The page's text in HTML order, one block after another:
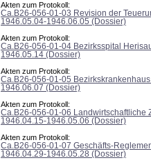
Akten zum Protokoll:
Ca.B26-056-01-03 Revision der
1946.05.04-1946.06.05 (Dossier)
Akten zum Protokoll:
Ca.B26-056-01-04 Bezirksspital
1946.05.14 (Dossier)
Akten zum Protokoll:
Ca.B26-056-01-05
1946.06.07 (Dossier)
Akten zum Protokoll:
Ca.B26-056-01-06 Landwirtschaftliche
1946.04.15-1946.05.06 (Dossier)
Akten zum Protokoll:
Ca.B26-056-01-07 Geschäfts-
1946.04.29-1946.05.28 (Dossier)